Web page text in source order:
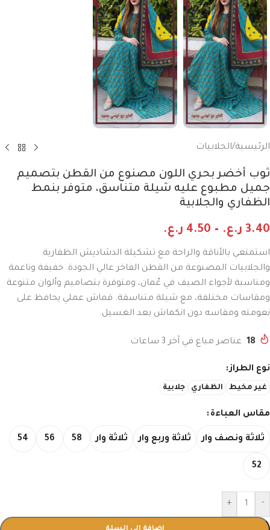
الرئيسية/الجلابيات
ثوب أخضر بحري اللون مصنوع من القطن بتصميم
جميل مطبوع عليه شيلة متناسق، متوفر بنمط
الظفاري والجلابية
3.40 ر.ع. –
4.50 ر.ع.
استمتعي بالأناقة والراحة مع تشكيلة الدشاديش الظفارية
والجلابيات المصنوعة من القطن الفاخر عالي الجودة. خفيفة وناعمة
ومناسبة لأجواء الصيف في عُمان، ومتوفرة بتصاميم وألوان متنوعة
ومقاسات مختلفة، مع شيلة متناسقة. قماش عملي يحافظ على
نعومته ومقاسه دون انكماش بعد الغسيل.
18 عناصر مباع في آخر 3 ساعات
نوع الطراز
غير مخيط الظفاري جلابية
مقاس العباءة
ثلاثة ونصف وار ثلاثة وربع وار ثلاثة وار 58
56
54
52
-
+